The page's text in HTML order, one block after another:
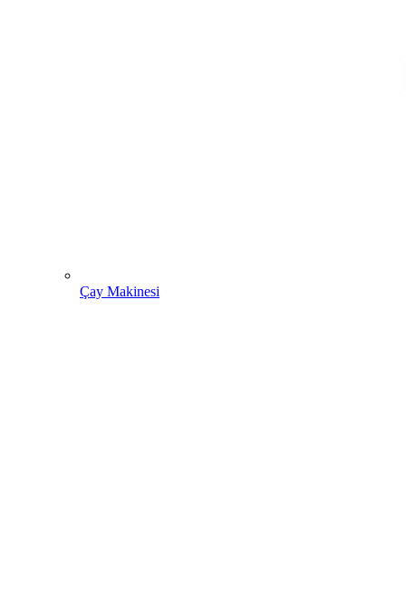
Çay Makinesi